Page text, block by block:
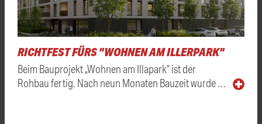
RICHTFEST FÜRS "WOHNEN AM ILLERPARK"
Beim Bauprojekt „Wohnen am Illapark“ ist der
Rohbau fertig. Nach neun Monaten Bauzeit wurde …